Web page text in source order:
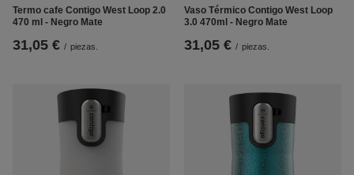
Termo cafe Contigo West Loop 2.0
470 ml - Negro Mate
31,05 € / piezas.
Vaso Térmico Contigo West Loop
3.0 470ml - Negro Mate
31,05 € / piezas.